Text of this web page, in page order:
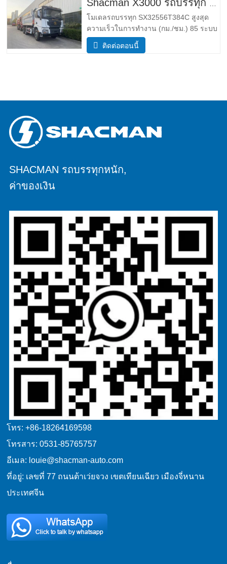
Shacman X3000 รถบรรทุก 10 ล้อ
โมเดลรถบรรทุก SX32556T384C สูงสุด
ความเร็วในการทำงาน (กม./ชม.) 85 ระบบ
ขับเคลื่อน 6×4 ขนาด (ยาว*กว้าง*สูง)(มม.)
โดยรวม 8385*2490*3450 ร่างกายการถ่าย
ติดต่อตอนนี้
SHACMAN รถบรรทุกหนัก,
ค่าของเงิน
โทร: +86-18264169598
โทรสาร: 0531-85765757
อีเมล: louie@shacman-auto.com
ที่อยู่: เลขที่ 77 ถนนต้าเว่ยจวง เขตเทียนเฉียว เมืองจี่หนาน
ประเทศจีน